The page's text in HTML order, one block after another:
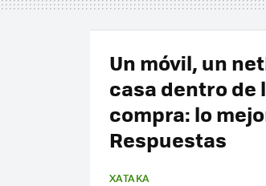
Un móvil, un
casa dentro de
compra: lo
Respuestas
XATAKA